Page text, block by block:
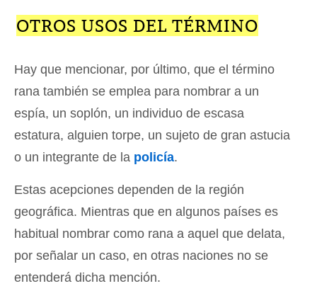
OTROS USOS DEL TÉRMINO
Hay que mencionar, por último, que el término
rana también se emplea para nombrar a un
espía, un soplón, un individuo de escasa
estatura, alguien torpe, un sujeto de gran astucia
o un integrante de la policía.
Estas acepciones dependen de la región
geográfica. Mientras que en algunos países es
habitual nombrar como rana a aquel que delata,
por señalar un caso, en otras naciones no se
entenderá dicha mención.